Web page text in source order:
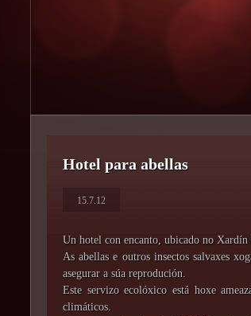
Hotel para abellas
15.7.12
Un hotel con encanto, ubicado no Xardín
As abellas e outros insectos salvaxes
asegurar a súa reprodución.
Este servizo ecolóxico está hoxe
climáticos.